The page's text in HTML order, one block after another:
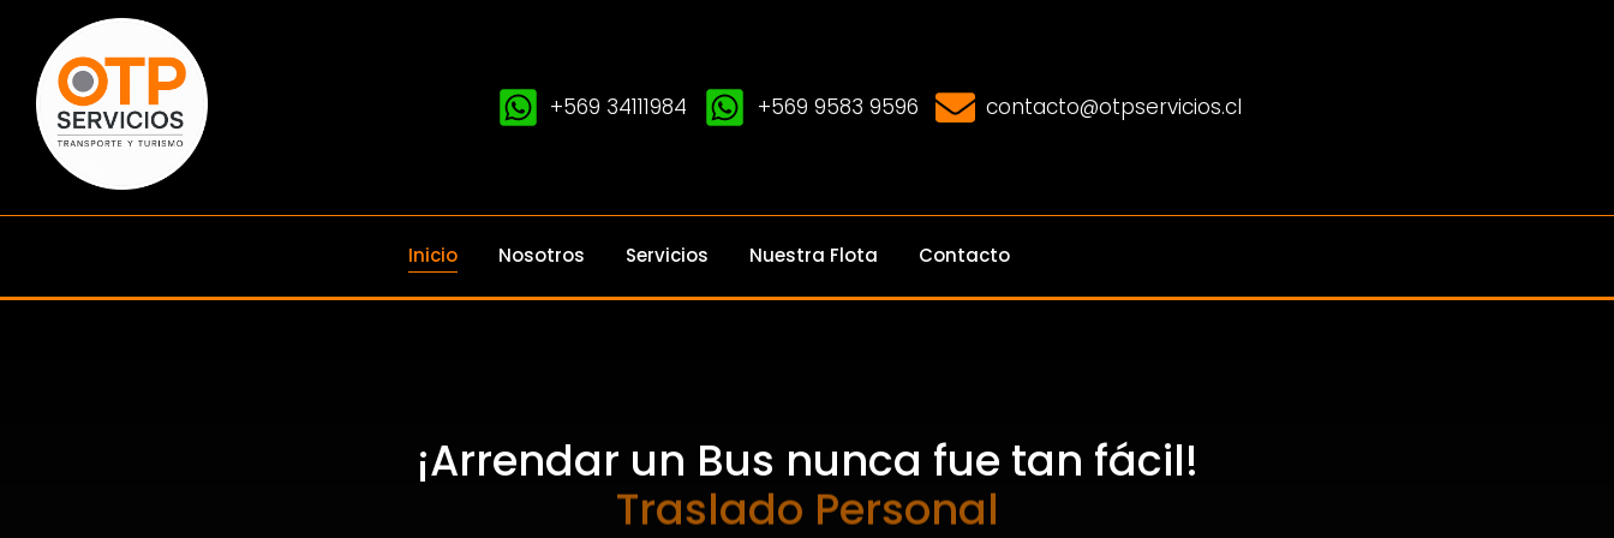
+569 34111984 +569 9583 9596 contacto@otpservicios.cl
Inicio Nosotros Servicios Nuestra Flota Contacto
¡Arrendar un Bus nunca fue tan fácil!
Traslado Personal